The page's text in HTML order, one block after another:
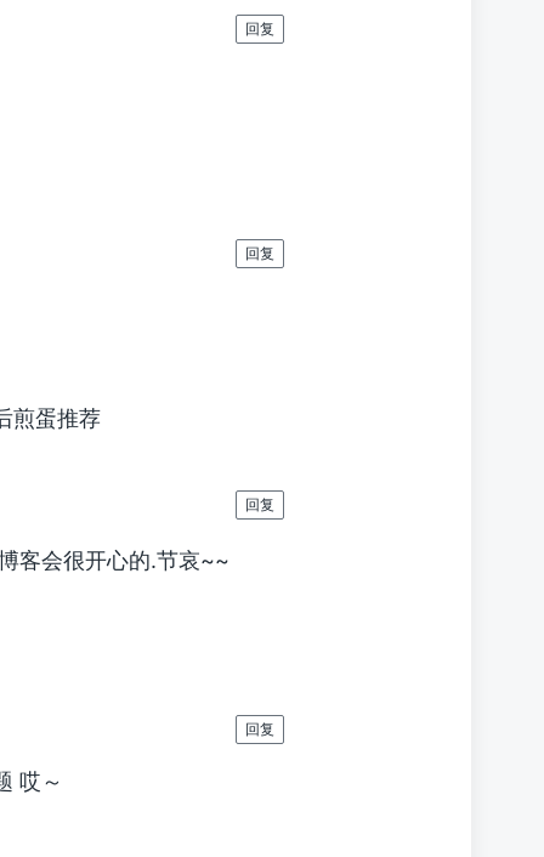
回复
煎蛋推荐
回复
客会很开心的.节哀~~
回复
哎～
回复